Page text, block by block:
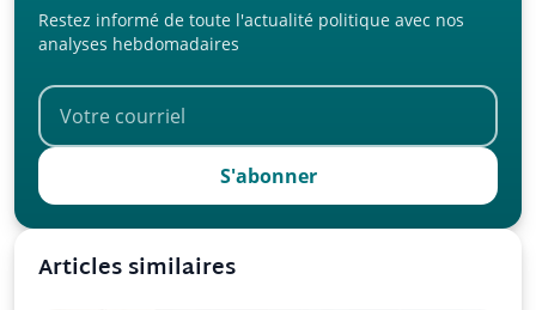
Restez informé de toute l'actualité politique avec nos
analyses hebdomadaires
S'abonner
Articles similaires